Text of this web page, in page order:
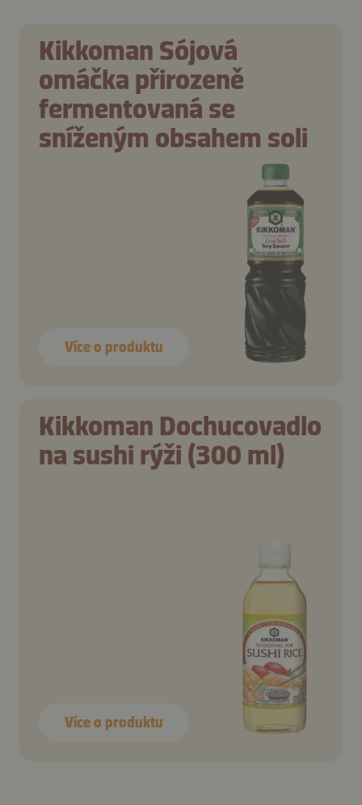
Kikkoman Sójová
omáčka přirozeně
fermentovaná se
sníženým obsahem soli
Více o produktu
Kikkoman Dochucovadlo
na sushi rýži (300 ml)
Více o produktu